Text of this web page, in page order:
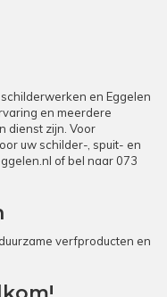
en Eggelen
en meerdere
dienst zijn. Voor
uw schilder-, spuit- en
of bel naar 073
verfproducten en